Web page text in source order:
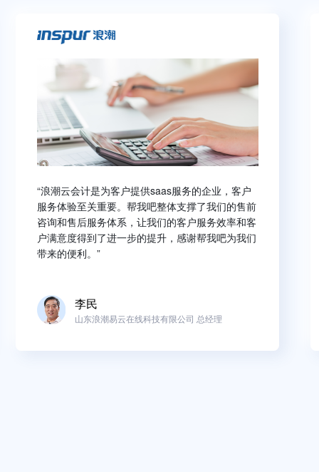
“浪潮云会计是为客户提供saas服务的企业，客户
服务体验至关重要。帮我吧整体支撑了我们的售前
咨询和售后服务体系，让我们的客户服务效率和客
户满意度得到了进一步的提升，感谢帮我吧为我们
带来的便利。”
李民
山东浪潮易云在线科技有限公司 总经理